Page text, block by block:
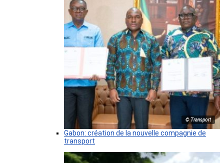
© Transport
Gabon: création de la nouvelle compagnie de
transport